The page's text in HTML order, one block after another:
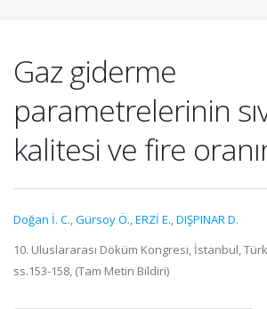
Gaz giderme
parametrelerinin
kalitesi ve fire
Doğan İ. C.,Gürsoy Ö.,ERZİ E.,DIŞPINAR D.
10. Uluslararası Döküm Kongresi, İstanbul,
ss.153-158, (Tam Metin Bildiri)